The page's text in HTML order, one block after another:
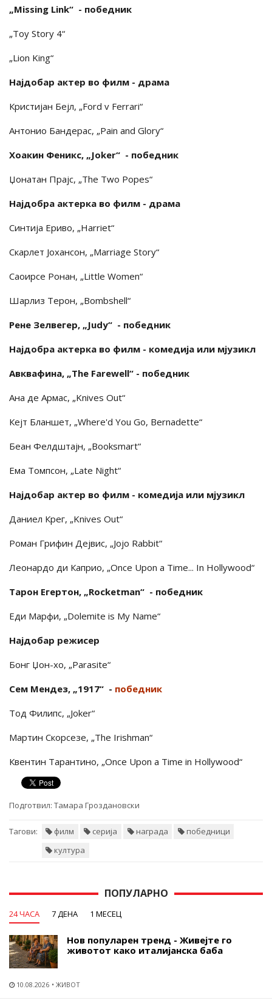
„Missing Link“ - победник
„Toy Story 4“
„Lion King“
Најдобар актер во филм - драма
Кристијан Бејл, „Ford v Ferrari“
Антонио Бандерас, „Pain and Glory“
Хоакин Феникс, „Joker“ - победник
Џонатан Прајс, „The Two Popes“
Најдобра актерка во филм - драма
Синтија Ериво, „Harriet“
Скарлет Јохансон, „Marriage Story“
Саоирсе Ронан, „Little Women“
Шарлиз Терон, „Bombshell“
Рене Зелвегер, „Judy“ - победник
Најдобра актерка во филм - комедија или мјузикл
Авквафина, „The Farewell“ - победник
Ана де Армас, „Knives Out“
Кејт Бланшет, „Where'd You Go, Bernadette“
Беан Фелдштајн, „Booksmart“
Ема Томпсон, „Late Night“
Најдобар актер во филм - комедија или мјузикл
Даниел Крег, „Knives Out“
Роман Грифин Дејвис, „Jojo Rabbit“
Леонардо ди Каприо, „Once Upon a Time... In Hollywood“
Тарон Егертон, „Rocketman“ - победник
Еди Марфи, „Dolemite is My Name“
Најдобар режисер
Бонг Џон-хо, „Parasite“
Сем Мендез, „1917“ - победник
Тод Филипс, „Joker“
Мартин Скорсезе, „The Irishman“
Квентин Тарантино, „Once Upon a Time in Hollywood“
Подготвил: Тамара Гроздановски
Тагови: филм серија награда
победници
култура
ПОПУЛАРНО
24 ЧАСА 7 ДЕНА 1 МЕСЕЦ
Нов популарен тренд - Живејте го
животот како италијанска баба
10.08.2026 ЖИВОТ